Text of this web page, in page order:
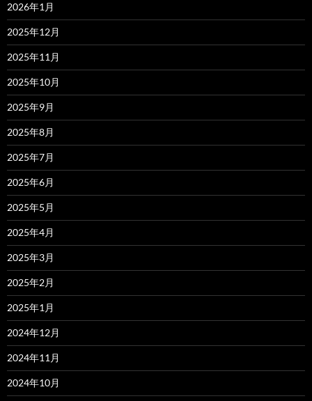
2026年1月
2025年12月
2025年11月
2025年10月
2025年9月
2025年8月
2025年7月
2025年6月
2025年5月
2025年4月
2025年3月
2025年2月
2025年1月
2024年12月
2024年11月
2024年10月